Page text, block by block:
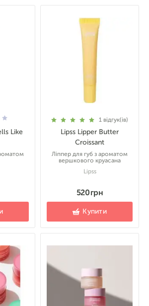
Like
1 відгук(ів)
Lipss Lipper Butter
Croissant
Ліппер для губ з ароматом
вершкового круасана
Lipss
520 грн
Купити